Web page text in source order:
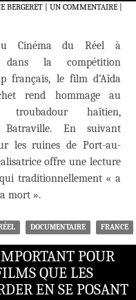
BERGERET UN COMMENTAIRE|
Cinéma du Réel à
dans la compétition
français, le film d’Aïda
rend hommage au
haïtien,
Batraville. En suivant
les ruines de Port-au-
offre une lecture
traditionnellement « a
mort ».
DOCUMENTAIRE FRANCE
POUR
QUE LES
EN SE POSANT